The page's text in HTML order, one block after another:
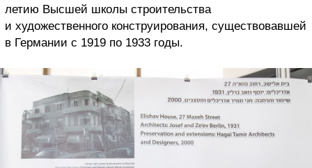
летию Высшей школы строительства
и художественного конструирования, существовавшей
в Германии с 1919 по 1933 годы.